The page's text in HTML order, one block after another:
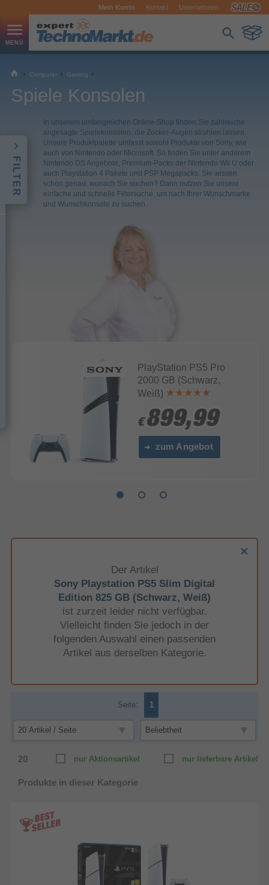
Mein Konto Kontakt Unternehmen
FILTER
Computer Gaming
Spiele Konsolen
In unserem umfangreichen Online-Shop finden Sie zahlreiche
angesagte Spielekonsolen, die Zocker-Augen strahlen lassen.
Unsere Produktpalette umfasst sowohl Produkte von Sony, wie
auch von Nintendo oder Microsoft. So finden Sie unter anderem
Nintendo DS Angebote, Premium-Packs der Nintendo Wii U oder
auch Playstation 4 Pakete und PSP Megapacks. Sie wissen
schon genau, wonach Sie suchen? Dann nutzen Sie unsere
einfache und schnelle Filtersuche, um nach Ihrer Wunschmarke
und Wunschkonsole zu suchen.
PlayStation PS5 Pro
2000 GB (Schwarz,
Weiß)
€ 899,99
€ 899,99
zum Angebot
Der Artikel
Sony Playstation PS5 Slim Digital
Edition 825 GB (Schwarz, Weiß)
ist zurzeit leider nicht verfügbar.
Vielleicht finden Sie jedoch in der
folgenden Auswahl einen passenden
Artikel aus derselben Kategorie.
Seite: 1
nur lieferbare Artikel
nur Aktionsartikel
20
Produkte in dieser Kategorie